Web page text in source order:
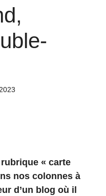
« carte
nos colonnes à
d’un blog où il